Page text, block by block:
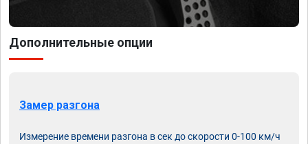
Дополнительные опции
Замер разгона
Измерение времени разгона в сек до скорости 0-100 км/ч